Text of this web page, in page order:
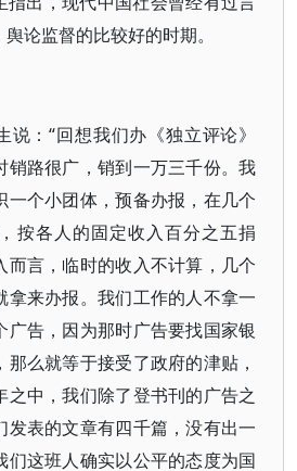
论监督的比较好的时期。
说：“回想我们办《独立评论》
销路很广，销到一万三千份。我
一个小团体，预备办报，在几个
按各人的固定收入百分之五捐
而言，临时的收入不计算，几个
拿来办报。我们工作的人不拿一
广告，因为那时广告要找国家银
么就等于接受了政府的津贴，
之中，我们除了登书刊的广告之
发表的文章有四千篇，没有出一
们这班人确实以公平的态度为国